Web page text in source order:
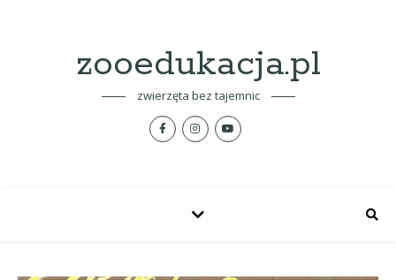
zooedukacja.pl
zwierzęta bez tajemnic